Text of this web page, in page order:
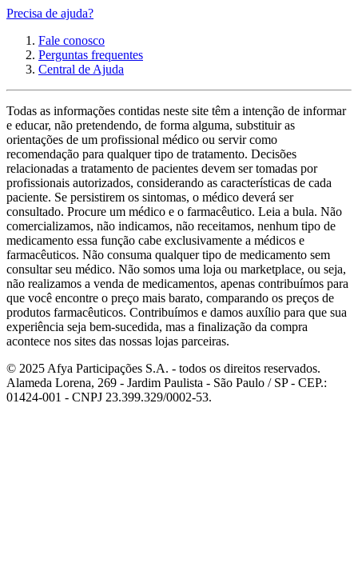
Precisa de ajuda?
Fale conosco
Perguntas frequentes
Central de Ajuda
Todas as informações contidas neste site têm a intenção de informar
e educar, não pretendendo, de forma alguma, substituir as
orientações de um profissional médico ou servir como
recomendação para qualquer tipo de tratamento. Decisões
relacionadas a tratamento de pacientes devem ser tomadas por
profissionais autorizados, considerando as características de cada
paciente. Se persistirem os sintomas, o médico deverá ser
consultado. Procure um médico e o farmacêutico. Leia a bula. Não
comercializamos, não indicamos, não receitamos, nenhum tipo de
medicamento essa função cabe exclusivamente a médicos e
farmacêuticos. Não consuma qualquer tipo de medicamento sem
consultar seu médico. Não somos uma loja ou marketplace, ou seja,
não realizamos a venda de medicamentos, apenas contribuímos para
que você encontre o preço mais barato, comparando os preços de
produtos farmacêuticos. Contribuímos e damos auxílio para que sua
experiência seja bem-sucedida, mas a finalização da compra
acontece nos sites das nossas lojas parceiras.
© 2025 Afya Participações S.A. - todos os direitos reservados.
Alameda Lorena, 269 - Jardim Paulista - São Paulo / SP - CEP.:
01424-001 - CNPJ 23.399.329/0002-53.